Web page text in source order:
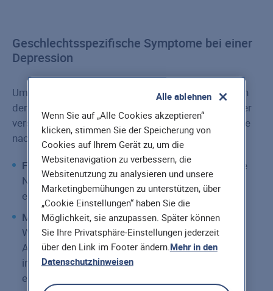
Geschlechtsspezifische Symptome bei einer
Depression
Um einer Depression vorbeugen zu können, müssen
deren verschiedene Symptome auf die Geschlechter
verstanden werden. So können sich Depressionen je
nach Geschlecht unterschiedlich äußern:
Frauenzeigen häufiger klassische Symptome wie
Niedergeschlagenheit, Perspektivlosigkeit oder
eingeschränkte Beweglichkeit.
Männerhingegen neigen häufiger zu
Wutausbrüchen, Reizbarkeit oder erhöhtem
Alkoholkonsum. Diese Symptome werden nicht
immer sofort als Anzeichen einer Depression
erkannt. (Quelle:
Wenn Sie auf „Alle Cookies akzeptieren“
klicken, stimmen Sie der Speicherung von
Cookies auf Ihrem Gerät zu, um die
Websitenavigation zu verbessern, die
Websitenutzung zu analysieren und unsere
Marketingbemühungen zu unterstützen, über
„Cookie Einstellungen“ haben Sie die
Möglichkeit, sie anzupassen. Später können
Sie Ihre Privatsphäre-Einstellungen jederzeit
über den Link im Footer ändern. Mehr in den
Datenschutzhinweisen
Alle ablehnen